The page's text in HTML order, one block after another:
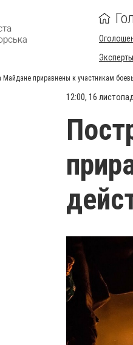
Майдане приравнены к участникам
12:00, 16